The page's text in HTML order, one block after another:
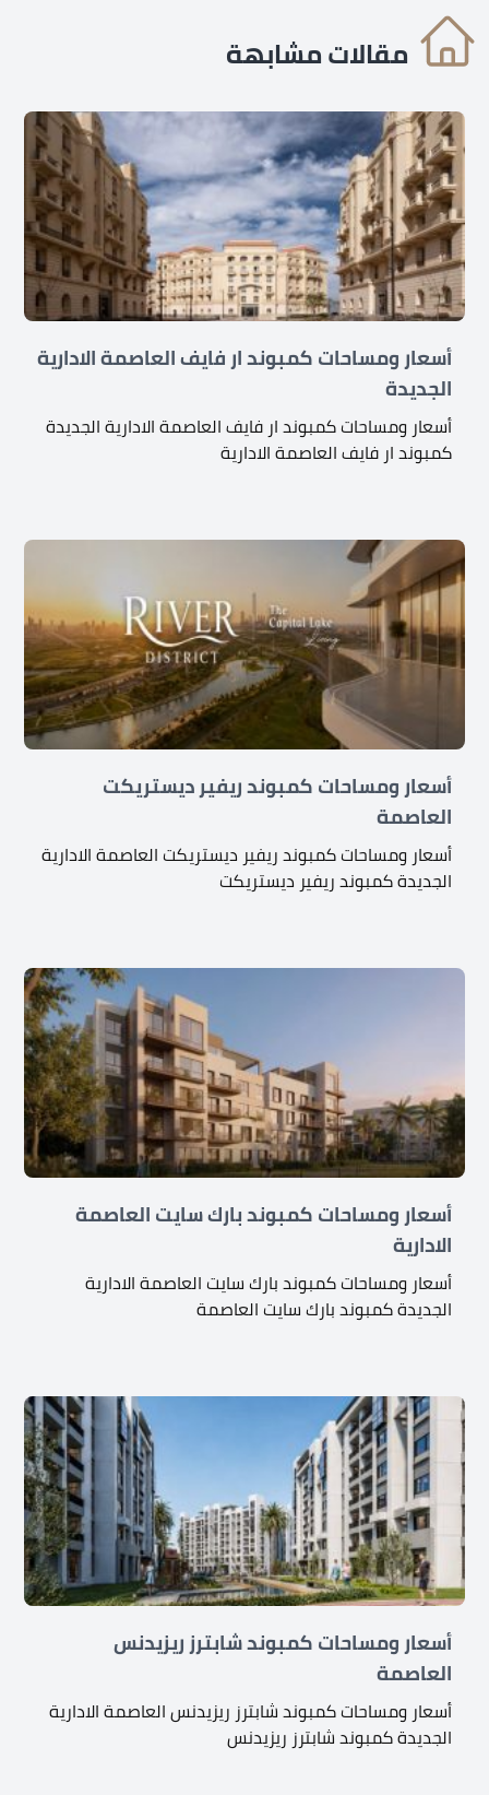
مقالات مشابهة
أسعار ومساحات كمبوند ار فايف العاصمة الادارية
الجديدة
أسعار ومساحات كمبوند ار فايف العاصمة الادارية الجديدة
كمبوند ار فايف العاصمة الادارية
أسعار ومساحات كمبوند ريفير ديستريكت
العاصمة
أسعار ومساحات كمبوند ريفير ديستريكت العاصمة الادارية
الجديدة كمبوند ريفير ديستريكت
أسعار ومساحات كمبوند بارك سايت العاصمة
الادارية
أسعار ومساحات كمبوند بارك سايت العاصمة الادارية
الجديدة كمبوند بارك سايت العاصمة
أسعار ومساحات كمبوند شابترز ريزيدنس
العاصمة
أسعار ومساحات كمبوند شابترز ريزيدنس العاصمة الادارية
الجديدة كمبوند شابترز ريزيدنس